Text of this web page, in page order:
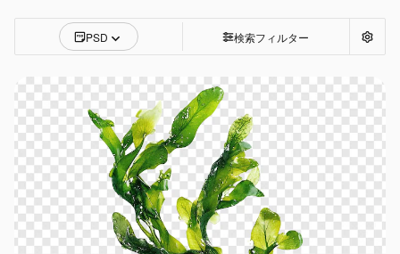
PSD 検索フィルター